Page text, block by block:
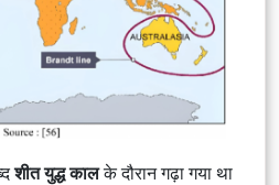
शीत युद्ध कालके दौरान गढ़ा गया था